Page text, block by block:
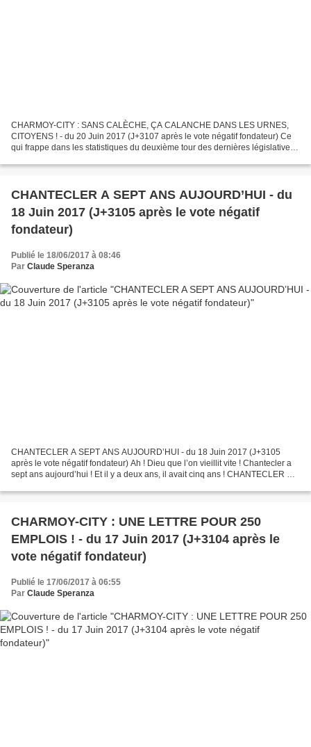
CHARMOY-CITY : SANS CALÈCHE, ÇA CALANCHE DANS LES URNES,
CITOYENS ! - du 20 Juin 2017 (J+3107 après le vote négatif fondateur) Ce
qui frappe dans les statistiques du deuxième tour des dernières législatives,
CHANTECLER A SEPT ANS AUJOURD’HUI - du
18 Juin 2017 (J+3105 après le vote négatif
fondateur)
Publié le 18/06/2017 à 08:46
Par Claude Speranza
CHANTECLER A SEPT ANS AUJOURD’HUI - du 18 Juin 2017 (J+3105
après le vote négatif fondateur) Ah ! Dieu que l’on vieillit vite ! Chantecler a
sept ans aujourd’hui ! Et il y a deux ans, il avait cinq ans ! CHANTECLER A
CHARMOY-CITY : UNE LETTRE POUR 250
EMPLOIS ! - du 17 Juin 2017 (J+3104 après le
vote négatif fondateur)
Publié le 17/06/2017 à 06:55
Par Claude Speranza